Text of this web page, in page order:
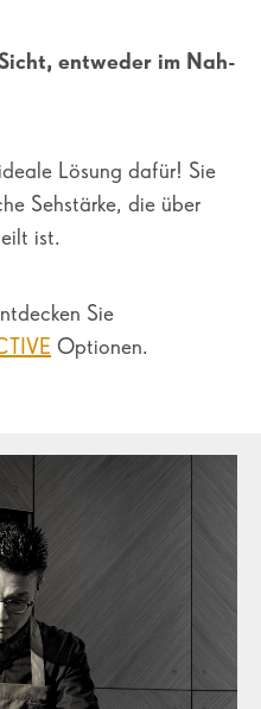
entweder im Nah-
Lösung dafür! Sie
Sehstärke, die über
ist.
Sie
Optionen.